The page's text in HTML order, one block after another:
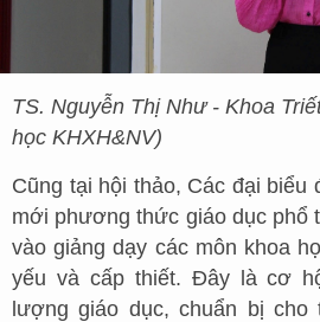
TS. Nguyễn Thị Như - Khoa
học KHXH&NV)
Cũng tại hội thảo, Các đại biểu
mới phương thức giáo dục phổ
vào giảng dạy các môn khoa
yếu và cấp thiết. Đây là cơ
lượng giáo dục, chuẩn bị